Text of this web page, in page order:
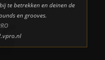
te betrekken en deinen de
en grooves.